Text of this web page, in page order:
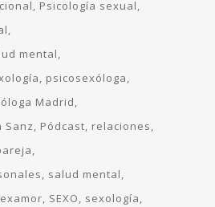
Psicología sexual
mental
psicosexóloga
Madrid
Sanz
Pódcast relaciones
salud mental
SEXO
sexología